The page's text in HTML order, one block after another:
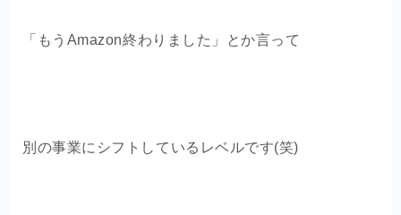
「もうAmazon終わりました」とか言って
別の事業にシフトしているレベルです(笑)